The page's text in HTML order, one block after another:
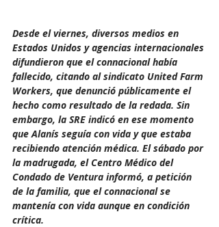
Desde el viernes, diversos medios en
Estados Unidos y agencias internacionales
difundieron que el connacional había
fallecido, citando al sindicato United Farm
Workers, que denunció públicamente el
hecho como resultado de la redada. Sin
embargo, la SRE indicó en ese momento
que Alanís seguía con vida y que estaba
recibiendo atención médica. El sábado por
la madrugada, el Centro Médico del
Condado de Ventura informó, a petición
de la familia, que el connacional se
mantenía con vida aunque en condición
crítica.